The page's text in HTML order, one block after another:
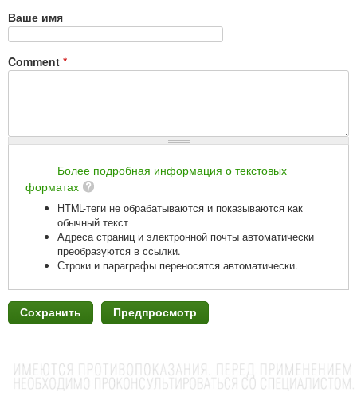
Ваше имя
Comment *
Более подробная информация о текстовых
форматах
HTML-теги не обрабатываются и показываются как
обычный текст
Адреса страниц и электронной почты автоматически
преобразуются в ссылки.
Строки и параграфы переносятся автоматически.